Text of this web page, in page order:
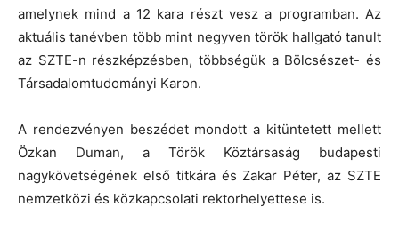
amelynek mind a 12 kara részt vesz a programban. Az
aktuális tanévben több mint negyven török hallgató tanult
az SZTE-n részképzésben, többségük a Bölcsészet- és
Társadalomtudományi Karon.
A rendezvényen beszédet mondott a kitüntetett mellett
Özkan Duman, a Török Köztársaság budapesti
nagykövetségének első titkára és Zakar Péter, az SZTE
nemzetközi és közkapcsolati rektorhelyettese is.